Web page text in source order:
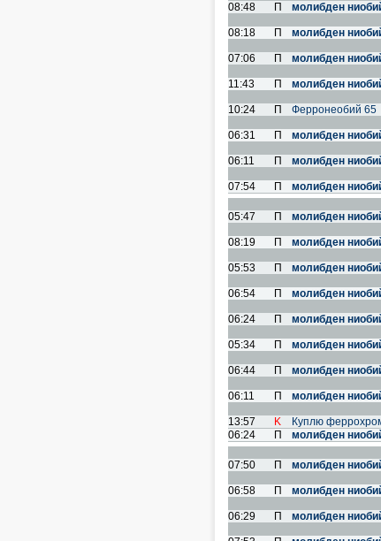
08:48
П молибден
08:18
П молибден
07:06
П молибден
11:43
П молибден
10:24
П Ферронеобий 65
06:31
П молибден
06:11
П молибден
07:54
П молибден
05:47
П молибден
08:19
П молибден
05:53
П молибден
06:54
П молибден
06:24
П молибден
05:34
П молибден
06:44
П молибден
06:11
П молибден
13:57
K Куплю
06:24
П молибден
07:50
П молибден
06:58
П молибден
06:29
П молибден